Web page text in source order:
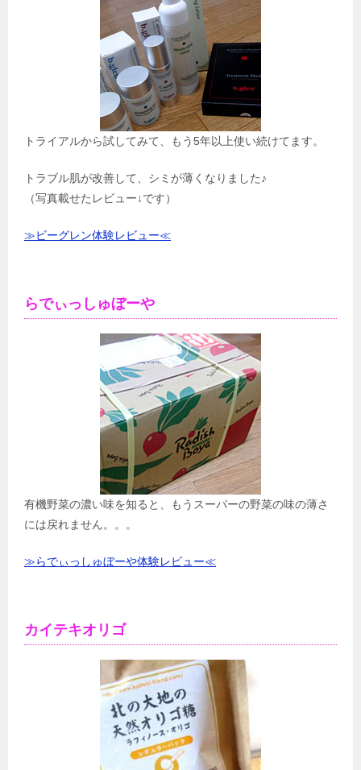
トライアルから試してみて、もう5年以上使い続けてます。
トラブル肌が改善して、シミが薄くなりました♪
（写真載せたレビュー↓です）
≫ビーグレン体験レビュー≪
らでぃっしゅぼーや
有機野菜の濃い味を知ると、もうスーパーの野菜の味の薄さ
には戻れません。。。
≫らでぃっしゅぼーや体験レビュー≪
カイテキオリゴ